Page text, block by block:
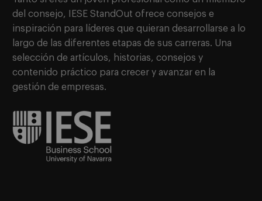
del consejo, IESE StandOut ofrece consejos e
inspiración para líderes que quieran desarrollarse a lo
largo de las diferentes etapas de sus carreras. Una
selección de artículos, historias, consejos y
contenido práctico para crecer y avanzar en la
gestión de empresas.